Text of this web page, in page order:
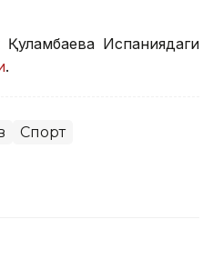
Испаниядаги
.
Спорт